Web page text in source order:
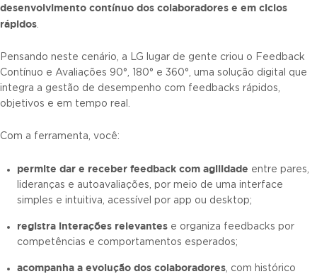
desenvolvimento contínuo dos colaboradores e em ciclos
rápidos.
Pensando neste cenário, a LG lugar de gente criou o Feedback
Contínuo e Avaliações 90°, 180° e 360°, uma solução digital que
integra a gestão de desempenho com feedbacks rápidos,
objetivos e em tempo real.
Com a ferramenta, você:
permite dar e receber feedback com agilidade entre pares,
lideranças e autoavaliações, por meio de uma interface
simples e intuitiva, acessível por app ou desktop;
registra interações relevantes e organiza feedbacks por
competências e comportamentos esperados;
acompanha a evolução dos colaboradores, com histórico